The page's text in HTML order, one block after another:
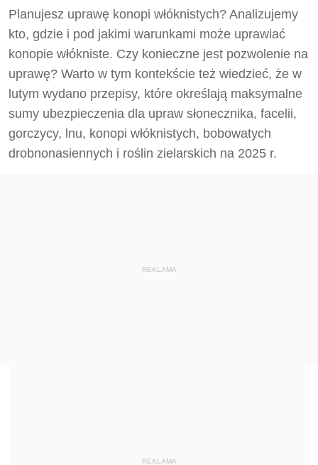
Planujesz uprawę konopi włóknistych? Analizujemy
kto, gdzie i pod jakimi warunkami może uprawiać
konopie włókniste. Czy konieczne jest pozwolenie na
uprawę? Warto w tym kontekście też wiedzieć, że w
lutym wydano przepisy, które określają maksymalne
sumy ubezpieczenia dla upraw słonecznika, facelii,
gorczycy, lnu, konopi włóknistych, bobowatych
drobnonasiennych i roślin zielarskich na 2025 r.
REKLAMA
REKLAMA